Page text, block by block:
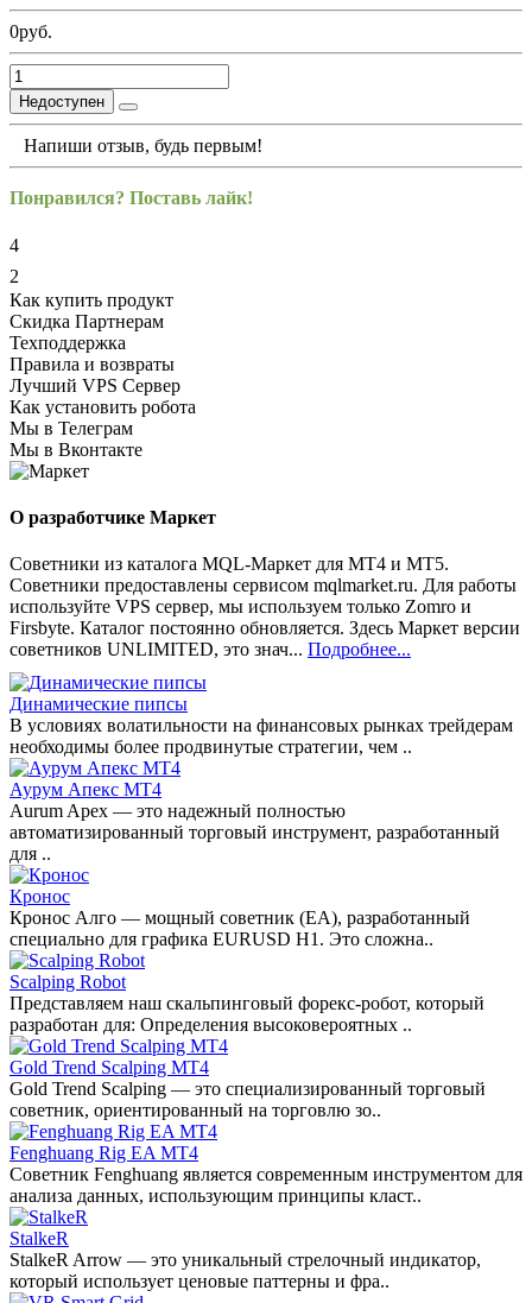
0руб.
Недоступен
Напиши отзыв, будь первым!
Понравился? Поставь лайк!
4
2
Как купить продукт
Скидка Партнерам
Техподдержка
Правила и возвраты
Лучший VPS Сервер
Как установить робота
Мы в Телеграм
Мы в Вконтакте
О разработчике Маркет
Советники из каталога MQL-Маркет для MT4 и MT5.
Советники предоставлены сервисом mqlmarket.ru. Для работы
используйте VPS сервер, мы используем только Zomro и
Firsbyte. Каталог постоянно обновляется. Здесь Маркет версии
советников UNLIMITED, это знач... Подробнее...
Динамические пипсы
В условиях волатильности на финансовых рынках трейдерам
необходимы более продвинутые стратегии, чем ..
Аурум Aпекс MT4
Aurum Apex — это надежный полностью
автоматизированный торговый инструмент, разработанный
для ..
Кронос
Кронос Алго — мощный советник (EA), разработанный
специально для графика EURUSD H1. Это сложна..
Scalping Robot
Представляем наш скальпинговый форекс-робот, который
разработан для: Определения высоковероятных ..
Gold Trend Scalping MT4
Gold Trend Scalping — это специализированный торговый
советник, ориентированный на торговлю зо..
Fenghuang Rig EA MT4
Советник Fenghuang является современным инструментом для
анализа данных, использующим принципы класт..
StalkeR
StalkeR Arrow — это уникальный стрелочный индикатор,
который использует ценовые паттерны и фра..